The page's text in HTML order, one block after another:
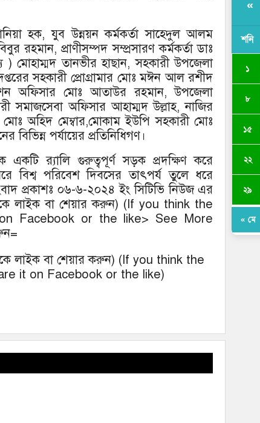
হক, যুব উন্নয়ন কর্মকর্তা সাহেদুল আলম
রহমান, প্রাণীসম্পদ সম্প্রসারণ কর্মকর্তা ডাঃ
) মোহাম্মদ তানভীর হাছান, সহকারী উপজেলা
সহকারী প্রোগ্রামার মোঃ মঈন আল রশীদ
অফিসার মোঃ আতাউর রহমান, উপজেলা
সমাজসেবা অফিসার আহাম্মদ উল্লাহ, নাজির
অহিদ মেম্বার,মোকাম ইউপি সহকারী মোঃ
পর্যায়ের প্রতিনিধিগণ।
র‌্যালি গুরুত্বপূর্ণ সড়ক প্রদক্ষিণ করে
বিশ্ব পরিবেশ দিবসের তাৎপর্য তুলে ধরে
প্রকাশঃ ০৬-৬-২০২৪ ইং সিটিভি নিউজ এর
লাইক বা শেয়ার করুন) (If you think the
Facebook or the like> See More
লাইক বা শেয়ার করুন) (If you think the
it on Facebook or the like)
«
শনি
১
৮
১৫
২২
২৯
« মে